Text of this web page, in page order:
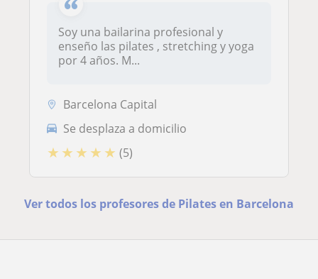
Soy una bailarina profesional y
enseño las pilates , stretching y yoga
por 4 años. M...
Barcelona Capital
Se desplaza a domicilio
★ ★ ★ ★ ★ (5)
Ver todos los profesores de Pilates en Barcelona